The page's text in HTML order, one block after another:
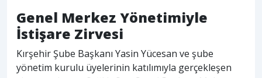
Genel Merkez Yönetimiyle
İstişare Zirvesi
Kırşehir Şube Başkanı Yasin Yücesan ve şube
yönetim kurulu üyelerinin katılımıyla gerçekleşen